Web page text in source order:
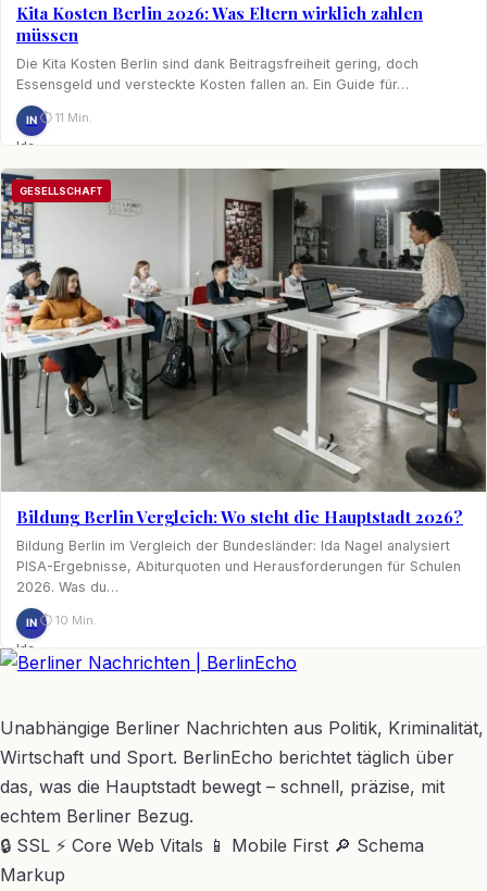
Kita Kosten Berlin 2026: Was Eltern wirklich zahlen
müssen
Die Kita Kosten Berlin sind dank Beitragsfreiheit gering, doch
Essensgeld und versteckte Kosten fallen an. Ein Guide für…
IN
Ida
⏱ 11 Min.
GESELLSCHAFT
Bildung Berlin Vergleich: Wo steht die Hauptstadt 2026?
Bildung Berlin im Vergleich der Bundesländer: Ida Nagel analysiert
PISA-Ergebnisse, Abiturquoten und Herausforderungen für Schulen
2026. Was du…
IN
Ida
Nagel
⏱ 10 Min.
Unabhängige Berliner Nachrichten aus Politik, Kriminalität,
Wirtschaft und Sport. BerlinEcho berichtet täglich über
das, was die Hauptstadt bewegt – schnell, präzise, mit
echtem Berliner Bezug.
🔒 SSL ⚡ Core Web Vitals 📱 Mobile First 🔎 Schema
Markup